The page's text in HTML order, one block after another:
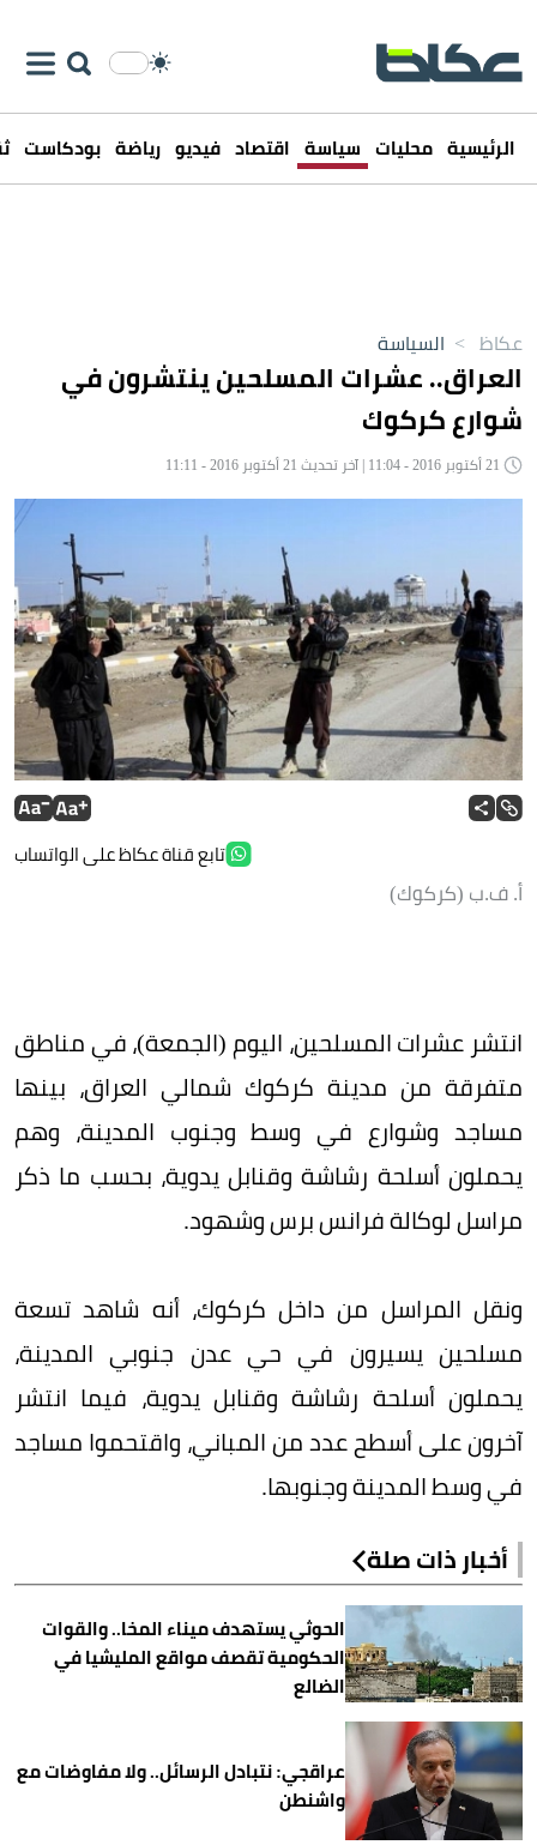
الرئيسية محليات سياسة اقتصاد فيديو رياضة بودكاست
عكاظ > السياسة
العراق.. عشرات المسلحين ينتشرون في
شوارع كركوك
تابع قناة عكاظ على الواتساب
أ. ف.ب (كركوك)
انتشر عشرات المسلحين، اليوم (الجمعة)، في مناطق
متفرقة من مدينة كركوك شمالي العراق، بينها
مساجد وشوارع في وسط وجنوب المدينة، وهم
يحملون أسلحة رشاشة وقنابل يدوية، بحسب ما ذكر
مراسل لوكالة فرانس برس وشهود.
ونقل المراسل من داخل كركوك، أنه شاهد تسعة
مسلحين يسيرون في حي عدن جنوبي المدينة،
يحملون أسلحة رشاشة وقنابل يدوية، فيما انتشر
آخرون على أسطح عدد من المباني، واقتحموا مساجد
في وسط المدينة وجنوبها.
أخبار ذات صلة
الحوثي يستهدف ميناء المخا.. والقوات
الحكومية تقصف مواقع المليشيا في
الضالع
عراقجي: نتبادل الرسائل.. ولا مفاوضات مع
واشنطن